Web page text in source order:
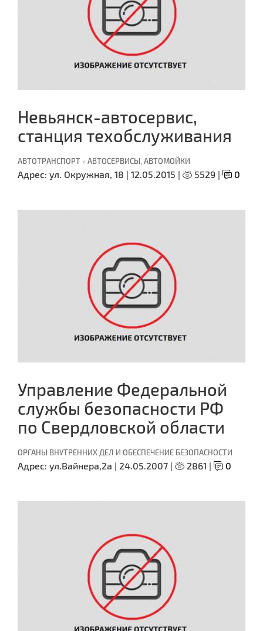
Невьянск-автосервис,
станция техобслуживания
АВТОТРАНСПОРТ »АВТОСЕРВИСЫ, АВТОМОЙКИ
Адрес: ул. Окружная, 18 | 12.05.2015 | 5529 | 0
Управление Федеральной
службы безопасности РФ
по Свердловской области
ОРГАНЫ ВНУТРЕННИХ ДЕЛ И ОБЕСПЕЧЕНИЕ БЕЗОПАСНОСТИ
Адрес: ул.Вайнера,2а | 24.05.2007 | 2861 | 0